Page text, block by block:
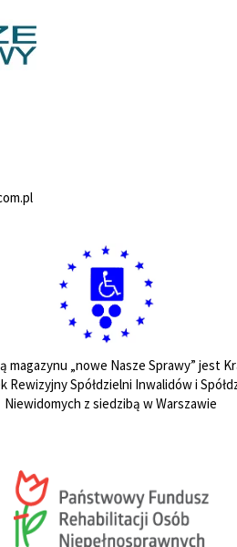
magazynu „nowe Nasze Sprawy” jest
Rewizyjny Spółdzielni Inwalidów i
Niewidomych z siedzibą w Warszawie